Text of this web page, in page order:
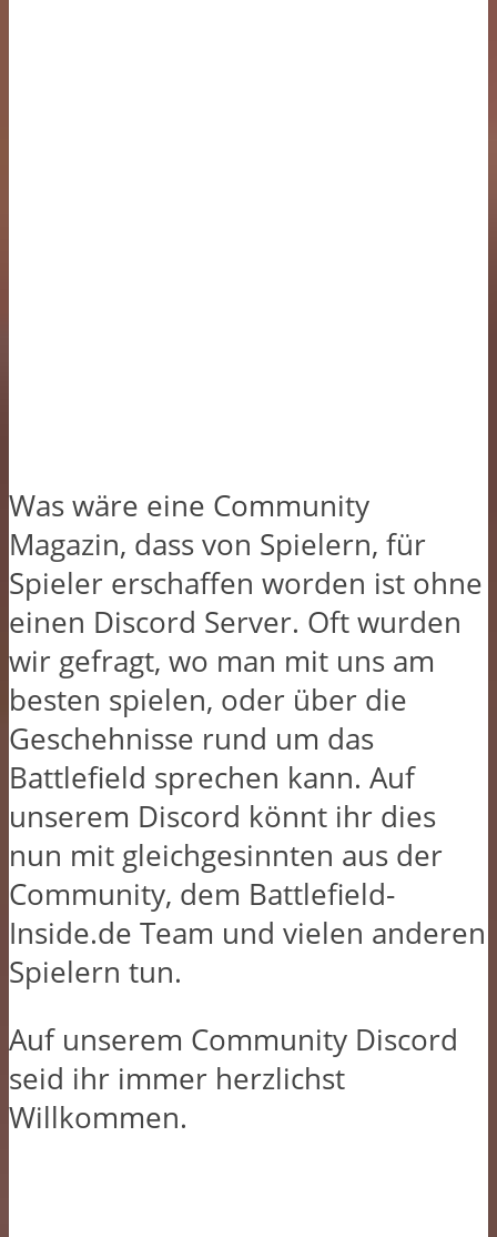
Was wäre eine Community
Magazin, dass von Spielern, für
Spieler erschaffen worden ist ohne
einen Discord Server. Oft wurden
wir gefragt, wo man mit uns am
besten spielen, oder über die
Geschehnisse rund um das
Battlefield sprechen kann. Auf
unserem Discord könnt ihr dies
nun mit gleichgesinnten aus der
Community, dem Battlefield-
Inside.de Team und vielen anderen
Spielern tun.
Auf unserem Community Discord
seid ihr immer herzlichst
Willkommen.